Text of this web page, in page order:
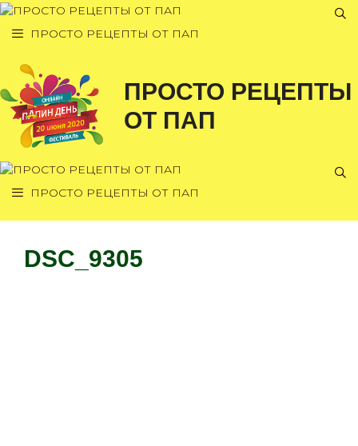
Перейти
ПРОСТО РЕЦЕПТЫ ОТ ПАП
ПРОСТО РЕЦЕПТЫ
ОТ ПАП
ПРОСТО РЕЦЕПТЫ ОТ ПАП
DSC_9305